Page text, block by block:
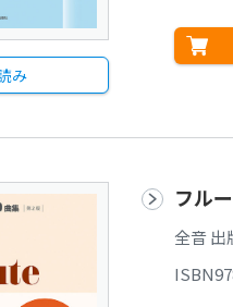
み
フル
全音 出